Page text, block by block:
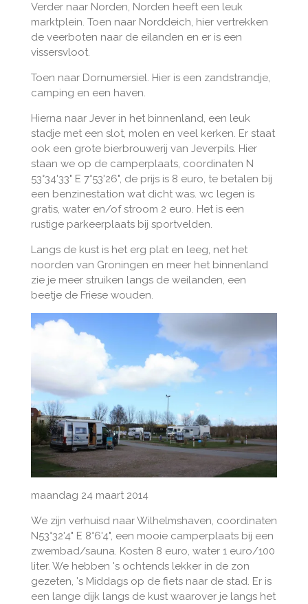
Verder naar Norden, Norden heeft een leuk
marktplein. Toen naar Norddeich, hier vertrekken
de veerboten naar de eilanden en er is een
vissersvloot.
Toen naar Dornumersiel. Hier is een zandstrandje,
camping en een haven.
Hierna naar Jever in het binnenland, een leuk
stadje met een slot, molen en veel kerken. Er staat
ook een grote bierbrouwerij van Jeverpils. Hier
staan we op de camperplaats, coordinaten N
53°34'33" E 7°53'26", de prijs is 8 euro, te betalen bij
een benzinestation wat dicht was. wc legen is
gratis, water en/of stroom 2 euro. Het is een
rustige parkeerplaats bij sportvelden.
Langs de kust is het erg plat en leeg, net het
noorden van Groningen en meer het binnenland
zie je meer struiken langs de weilanden, een
beetje de Friese wouden.
maandag 24 maart 2014
We zijn verhuisd naar Wilhelmshaven, coordinaten
N53°32'4" E 8°6'4", een mooie camperplaats bij een
zwembad/sauna. Kosten 8 euro, water 1 euro/100
liter. We hebben 's ochtends lekker in de zon
gezeten, 's Middags op de fiets naar de stad. Er is
een lange dijk langs de kust waarover je langs het